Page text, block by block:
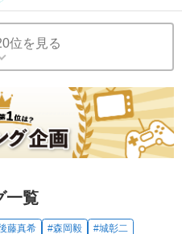
位を見る
一覧
藤真希 #森岡毅 #城彰二